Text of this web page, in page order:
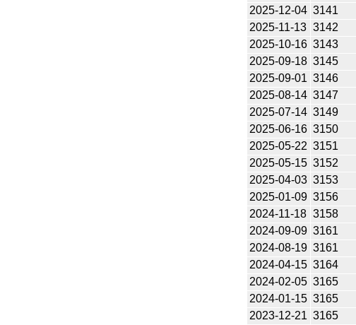
2025-12-04 3141
2025-11-13 3142
2025-10-16 3143
2025-09-18 3145
2025-09-01 3146
2025-08-14 3147
2025-07-14 3149
2025-06-16 3150
2025-05-22 3151
2025-05-15 3152
2025-04-03 3153
2025-01-09 3156
2024-11-18 3158
2024-09-09 3161
2024-08-19 3161
2024-04-15 3164
2024-02-05 3165
2024-01-15 3165
2023-12-21 3165